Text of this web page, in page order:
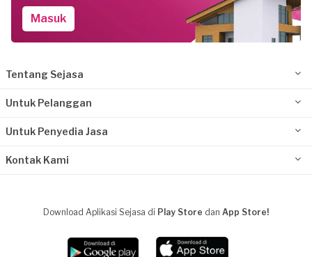
Masuk
Tentang Sejasa
Untuk Pelanggan
Untuk Penyedia Jasa
Kontak Kami
Download Aplikasi Sejasa di Play Store dan App Store!